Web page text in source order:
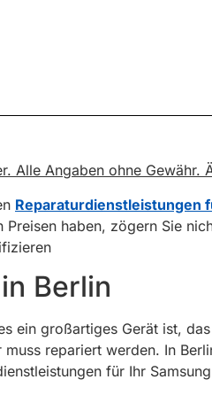
Alle Angaben ohne
Reparaturdienstleistungen
haben, zögern Sie
Berlin
ein großartiges Gerät ist,
repariert werden. In
für Ihr